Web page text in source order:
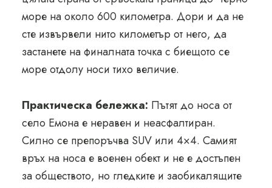
море на около 600 километра. Дори и да не
сте извървели нито километър от него, да
застанете на финалната точка с биещото се
море отдолу носи тихо величие.
Практическа бележка: Пътят до носа от
село Емона е неравен и нeасфалтиран.
Силно се препоръчва SUV или 4×4. Самият
връх на носа е военен обект и не е достъпен
за обществото, но гледките и заобикалящите